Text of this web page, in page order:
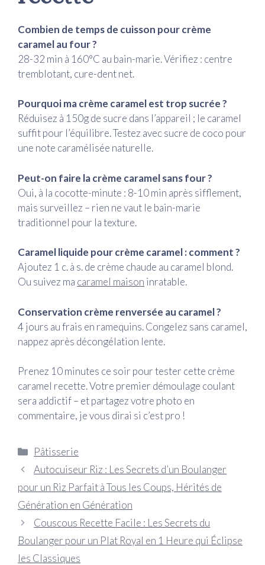
Combien de temps de cuisson pour crème
caramel au four ?
28-32 min à 160°C au bain-marie. Vérifiez : centre
tremblotant, cure-dent net.
Pourquoi ma crème caramel est trop sucrée ?
Réduisez à 150g de sucre dans l’appareil ; le caramel
suffit pour l’équilibre. Testez avec sucre de coco pour
une note caramélisée naturelle.
Peut-on faire la crème caramel sans four ?
Oui, à la cocotte-minute : 8-10 min après sifflement,
mais surveillez – rien ne vaut le bain-marie
traditionnel pour la texture.
Caramel liquide pour crème caramel : comment ?
Ajoutez 1 c. à s. de crème chaude au caramel blond.
Ou suivez ma caramel maison inratable.
Conservation crème renversée au caramel ?
4 jours au frais en ramequins. Congelez sans caramel,
nappez après décongélation lente.
Prenez 10 minutes ce soir pour tester cette crème
caramel recette. Votre premier démoulage coulant
sera addictif – et partagez votre photo en
commentaire, je vous dirai si c’est pro !
Catégories
Pâtisserie
Autocuiseur Riz : Les Secrets d’un Boulanger
pour un Riz Parfait à Tous les Coups, Hérités de
Génération en Génération
Couscous Recette Facile : Les Secrets du
Boulanger pour un Plat Royal en 1 Heure qui Éclipse
les Classiques